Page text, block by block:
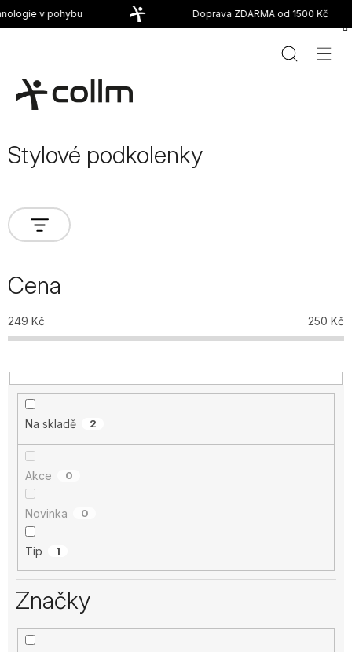
na
v pohybu Doprava ZDARMA od 1500 Kč
Stylové podkolenky
Cena
249 Kč 250 Kč
Na skladě 2
Akce 0
Novinka 0
Tip 1
Značky